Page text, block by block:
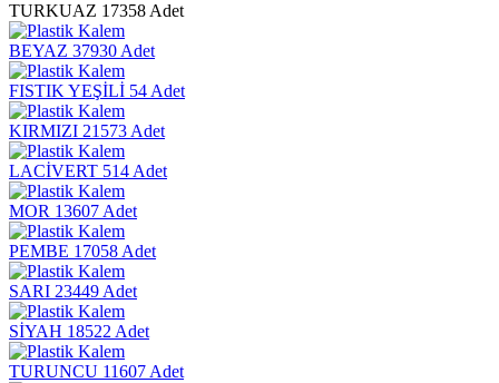
TURKUAZ 17358 Adet
BEYAZ 37930 Adet
FISTIK YEŞİLİ 54 Adet
KIRMIZI 21573 Adet
LACİVERT 514 Adet
MOR 13607 Adet
PEMBE 17058 Adet
SARI 23449 Adet
SİYAH 18522 Adet
TURUNCU 11607 Adet